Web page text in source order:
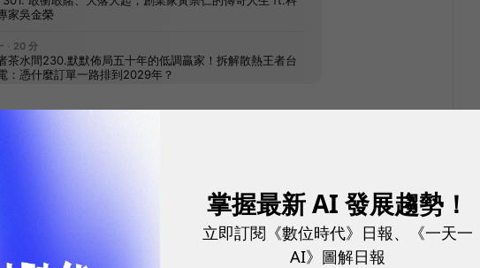
掌握最新 AI 發展趨勢！
立即訂閱《數位時代》日報、《一天一
AI》圖解日報